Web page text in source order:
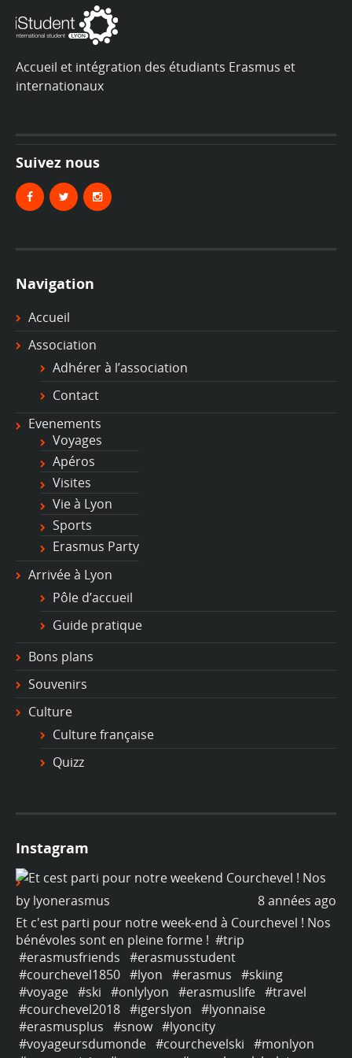
Accueil et intégration des étudiants Erasmus et
internationaux
Suivez nous
Navigation
Accueil
Association
Adhérer à l’association
Contact
Evenements
Voyages
Apéros
Visites
Vie à Lyon
Sports
Erasmus Party
Arrivée à Lyon
Pôle d’accueil
Guide pratique
Bons plans
Souvenirs
Culture
Culture française
Quizz
Instagram
8 années ago
by lyonerasmus
Et c'est parti pour notre week-end à Courchevel ! Nos
bénévoles sont en pleine forme ! #trip
#erasmusfriends #erasmusstudent
#courchevel1850 #lyon #erasmus #skiing
#voyage #ski #onlylyon #erasmuslife #travel
#courchevel2018 #igerslyon #lyonnaise
#erasmusplus #snow #lyoncity
#voyageursdumonde #courchevelski #monlyon